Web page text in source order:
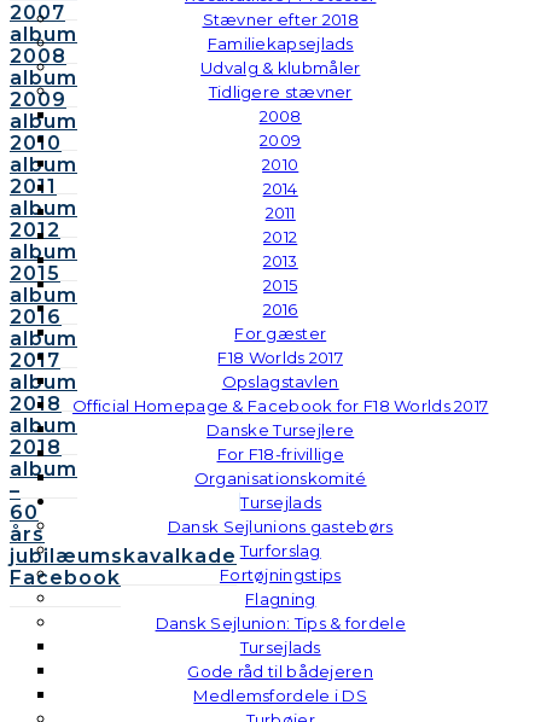
Stævner efter 2018
Familiekapsejlads
Udvalg & klubmåler
Tidligere stævner
2008
2009
2010
2014
2011
2012
2013
2015
2016
For gæster
F18 Worlds 2017
Opslagstavlen
Official Homepage & Facebook for F18 Worlds 2017
Danske Tursejlere
For F18-frivillige
Organisationskomité
Tursejlads
Dansk Sejlunions gastebørs
Turforslag
Fortøjningstips
Flagning
Dansk Sejlunion: Tips & fordele
Tursejlads
Gode råd til bådejeren
Medlemsfordele i DS
2007
album
2008
album
2009
album
2010
album
2011
album
2012
album
2015
album
2016
album
2017
album
2018
album
2018
album
–
60
års
jubilæumskavalkade
Facebook